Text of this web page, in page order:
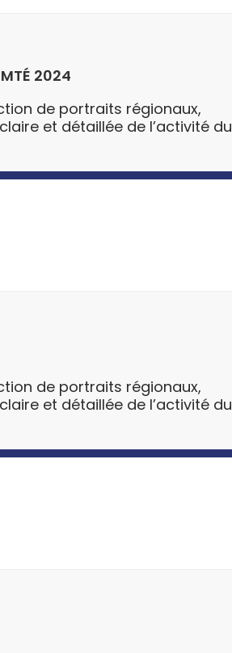
2024
de portraits régionaux,
et détaillée de l’activité du
de portraits régionaux,
et détaillée de l’activité du